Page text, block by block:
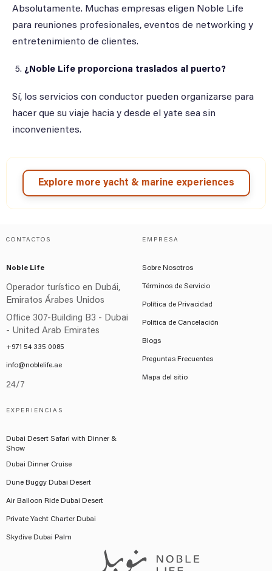
Absolutamente. Muchas empresas eligen Noble Life
para reuniones profesionales, eventos de networking y
entretenimiento de clientes.
¿Noble Life proporciona traslados al puerto?
Sí, los servicios con conductor pueden organizarse para
hacer que su viaje hacia y desde el yate sea sin
inconvenientes.
Explore more yacht & marine experiences
CONTACTOS
Noble Life
Operador turístico en Dubái,
Emiratos Árabes Unidos
Office 307-Building B3 - Dubai
- United Arab Emirates
+971 54 335 0085
info@noblelife.ae
24/7
EMPRESA
Sobre Nosotros
Términos de Servicio
Política de Privacidad
Política de Cancelación
Blogs
Preguntas Frecuentes
Mapa del sitio
EXPERIENCIAS
Dubai Desert Safari with Dinner &
Show
Dubai Dinner Cruise
Dune Buggy Dubai Desert
Air Balloon Ride Dubai Desert
Private Yacht Charter Dubai
Skydive Dubai Palm